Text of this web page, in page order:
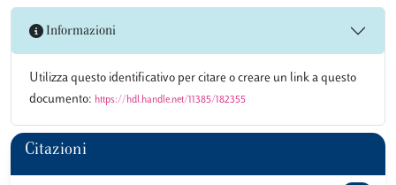
Informazioni
Utilizza questo identificativo per citare o creare un link a questo
documento: https://hdl.handle.net/11385/182355
Citazioni